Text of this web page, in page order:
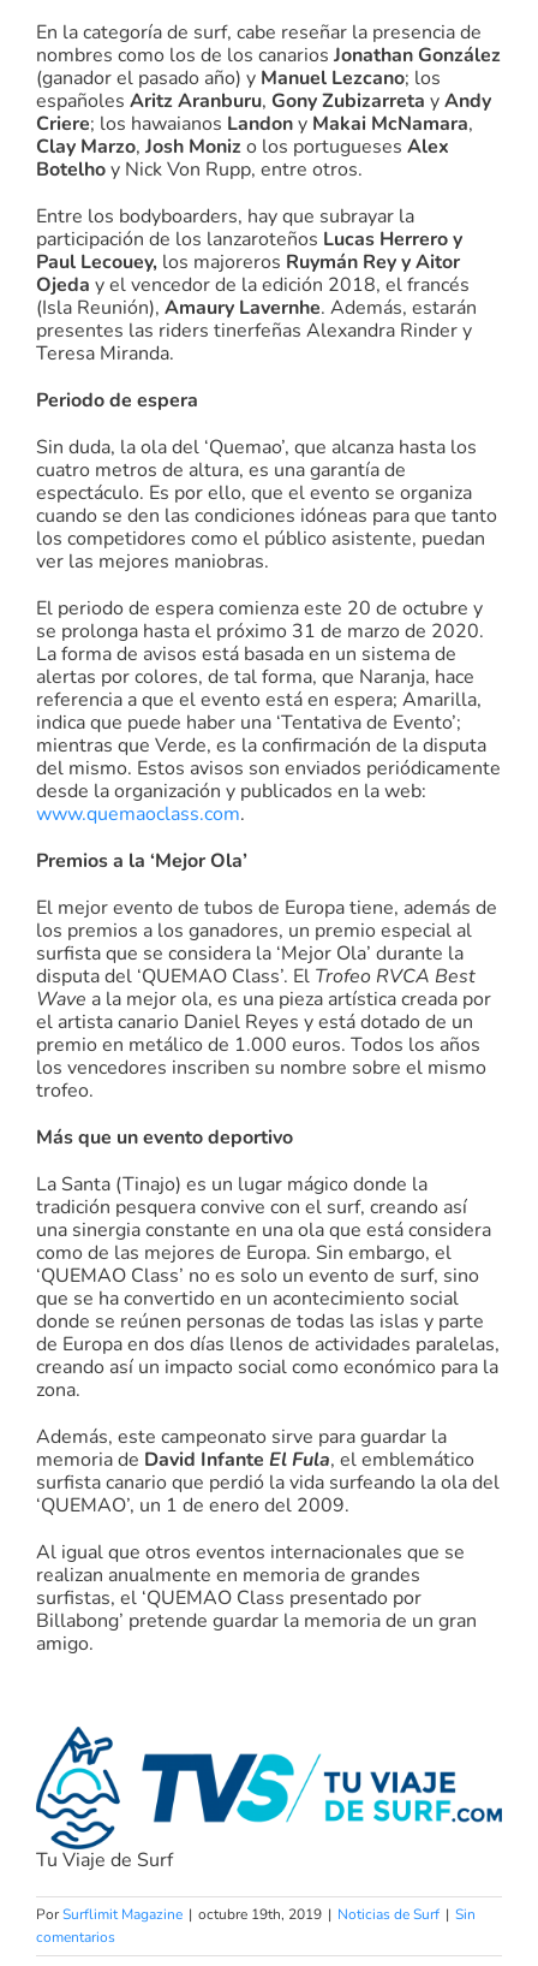
En la categoría de surf, cabe reseñar la presencia de
nombres como los de los canarios Jonathan González
(ganador el pasado año) y Manuel Lezcano; los
españoles Aritz Aranburu, Gony Zubizarreta yAndy
Criere; los hawaianos Landony Makai McNamara,
Clay Marzo, Josh Monizo los portugueses Alex
Botelhoy Nick Von Rupp, entre otros.
Entre los bodyboarders, hay que subrayar la
participación de los lanzaroteños Lucas Herrero y
Paul Lecouey, los majoreros Ruymán Rey y Aitor
Ojeda y el vencedor de la edición 2018, el francés
(Isla Reunión), Amaury Lavernhe. Además, estarán
presentes las riders tinerfeñas Alexandra Rinder y
Teresa Miranda.
Periodo de espera
Sin duda, la ola del ‘Quemao’, que alcanza hasta los
cuatro metros de altura, es una garantía de
espectáculo. Es por ello, que el evento se organiza
cuando se den las condiciones idóneas para que tanto
los competidores como el público asistente, puedan
ver las mejores maniobras.
El periodo de espera comienza este 20 de octubre y
se prolonga hasta el próximo 31 de marzo de 2020.
La forma de avisos está basada en un sistema de
alertas por colores, de tal forma, que Naranja, hace
referencia a que el evento está en espera; Amarilla,
indica que puede haber una ‘Tentativa de Evento’;
mientras que Verde, es la confirmación de la disputa
del mismo. Estos avisos son enviados periódicamente
desde la organización y publicados en la web:
www.quemaoclass.com.
Premios a la ‘Mejor Ola’
El mejor evento de tubos de Europa tiene, además de
los premios a los ganadores, un premio especial al
surfista que se considera la ‘Mejor Ola’ durante la
disputa del ‘QUEMAO Class’. El Trofeo RVCA Best
Wave a la mejor ola, es una pieza artística creada por
el artista canario Daniel Reyes y está dotado de un
premio en metálico de 1.000 euros. Todos los años
los vencedores inscriben su nombre sobre el mismo
trofeo.
Más que un evento deportivo
La Santa (Tinajo) es un lugar mágico donde la
tradición pesquera convive con el surf, creando así
una sinergia constante en una ola que está considera
como de las mejores de Europa. Sin embargo, el
‘QUEMAO Class’ no es solo un evento de surf, sino
que se ha convertido en un acontecimiento social
donde se reúnen personas de todas las islas y parte
de Europa en dos días llenos de actividades paralelas,
creando así un impacto social como económico para la
zona.
Además, este campeonato sirve para guardar la
memoria de David Infante El Fula, el emblemático
surfista canario que perdió la vida surfeando la ola del
‘QUEMAO’, un 1 de enero del 2009.
Al igual que otros eventos internacionales que se
realizan anualmente en memoria de grandes
surfistas, el ‘QUEMAO Class presentado por
Billabong’ pretende guardar la memoria de un gran
amigo.
Tu Viaje de Surf
PorSurflimit Magazine | octubre 19th, 2019 | Noticias de Surf | Sin
comentarios